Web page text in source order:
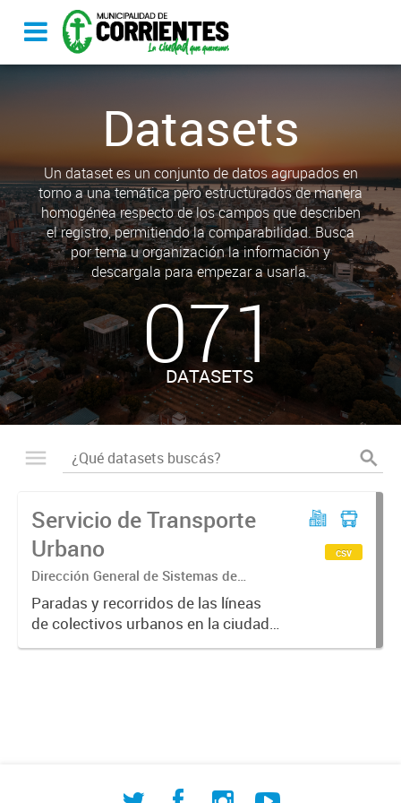
Datasets
Un dataset es un conjunto de datos agrupados en
torno a una temática pero estructurados de manera
homogénea respecto de los campos que describen
el registro, permitiendo la comparabilidad. Busca
por tema u organización la información y
descargala para empezar a usarla.
071
DATASETS
Servicio de Transporte
Urbano
Dirección General de Sistemas de
Información Geográfica
Paradas y recorridos de las líneas
de colectivos urbanos en la ciudad
de Corrientes
csv